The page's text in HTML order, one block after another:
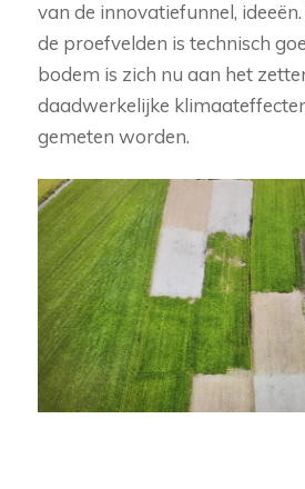
van de innovatiefunnel,
de proefvelden is technisch
bodem is zich nu aan het
daadwerkelijke
gemeten worden.